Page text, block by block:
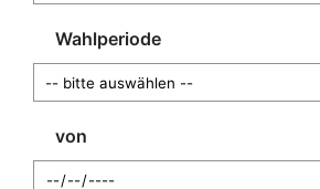
Wahlperiode
von